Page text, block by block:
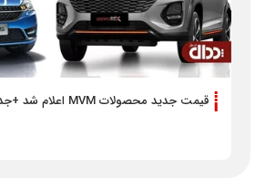
قیمت جدید محصولات MVM اعلام شد +جدول